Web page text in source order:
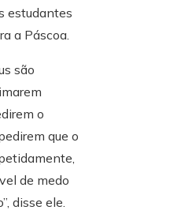
estudantes
a Páscoa.
são
o
que o
de medo
disse ele.